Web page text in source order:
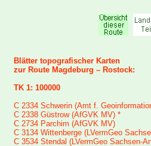
Blätter topografischer Karten
zur Route Magdeburg – Rostock:
TK 1: 100000
C 2334 Schwerin (Amt f.
C 2338 Güstrow (AfGVK MV) *
C 2734 Parchim (AfGVK MV)
C 3134 Wittenberge (LVermGeo
C 3534 Stendal (LVermGeo Sachsen-